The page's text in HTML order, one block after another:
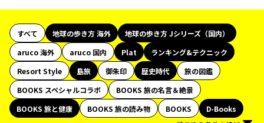
すべて 地球の歩き方 海外
地球の歩き方 Jシリーズ（国内）
aruco 海外
aruco 国内 Plat
ランキング&テクニック
Resort Style
島旅 御朱印 歴史時代
旅の図鑑
BOOKS スペシャルコラボ
BOOKS 旅の名言＆絶景
BOOKS 旅と健康
BOOKS 旅の読み物 BOOKS
D-Books